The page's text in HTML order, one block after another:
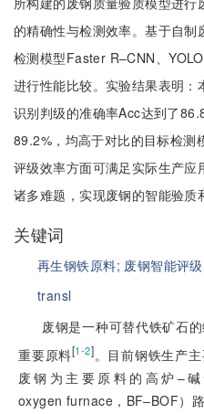
的精确性与检测效率。基于自
检测模型Faster R–CNN、
进行性能比较。实验结果表明
识别判级的准确率Acc达到了
89.2%，均高于对比的目标检测
评级效率方面可满足实际生产
诸多难题，实现废钢的智能验质
关键词
再生钢铁原料; 废钢智能评
transl
废钢是一种可替代铁矿石
重要原料[1-2]。目前钢铁生产
废钢为主要原料的高炉–碱
oxygen furnace，BF–BOF）